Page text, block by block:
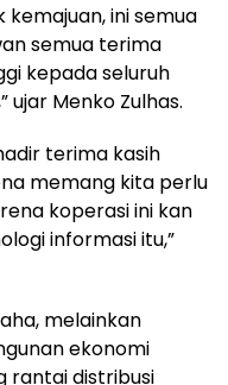
kemajuan, ini semua
semua terima
kepada seluruh
Menko Zulhas.
terima kasih
memang kita perlu
koperasi ini kan
informasi itu,”
melainkan
ekonomi
rantai distribusi